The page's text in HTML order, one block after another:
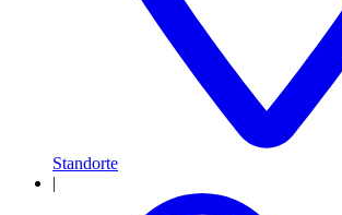
Standorte